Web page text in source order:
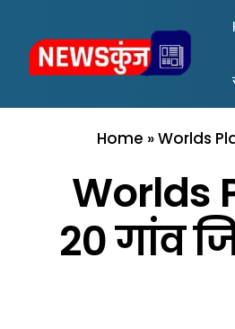
Home »Worlds
Worlds
20 गांव